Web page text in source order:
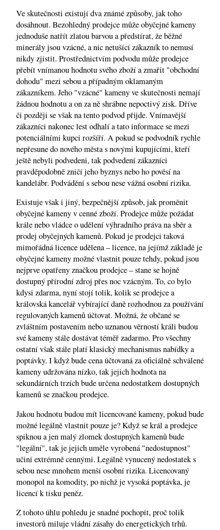
Ve skutečnosti existují dva známé způsoby, jak toho
dosáhnout. Bezohledný prodejce může obyčejné kameny
jednoduše natřít zlatou barvou a předstírat, že běžné
minerály jsou vzácné, a nic netušící zákazník to nemusí
nikdy zjistit. Prostřednictvím podvodu může prodejce
přebít vnímanou hodnotu svého zboží a zmařit "obchodní
dohodu" mezi sebou a případným oklamaným
zákazníkem. Jeho "vzácné" kameny ve skutečnosti nemají
žádnou hodnotu a on za ně shrábne nepoctivý zisk. Dříve
či později se však na tento podvod přijde. Vnímavější
zákazníci nakonec lest odhalí a tato informace se mezi
potenciálními kupci rozšíří. A pokud se podvodník rychle
nepřesune do nového města s novými kupujícími, kteří
ještě nebyli podvedeni, tak podvedení zákazníci
pravděpodobně zničí jeho byznys nebo ho pověsí na
kandelábr. Podvádění s sebou nese vážná osobní rizika.
Existuje však i jiný, bezpečnější způsob, jak proměnit
obyčejné kameny v cenné zboží. Prodejce může požádat
krále nebo vládce o udělení výhradního práva na sběr a
prodej obyčejných kamenů. Pokud je prodejci taková
mimořádná licence udělena – licence, na jejímž základě je
obyčejné kameny možné vlastnit pouze tehdy, pokud jsou
nejprve opatřeny značkou prodejce – stane se hojně
dostupný přírodní zdroj přes noc vzácným. To, co bylo
kdysi zdarma, nyní stojí tolik, kolik se prodejce a
královská kancelář vybírající daně rozhodnou za používání
regulovaných kamenů účtovat. Možná, že občané se
zvláštním postavením nebo uznanou věrností králi budou
své kameny stále dostávat téměř zadarmo. Pro všechny
ostatní však stále platí klasický mechanismus nabídky a
poptávky. I když bude cena účtovaná za oficiálně schválené
kameny udržována nízko, tak jejich hodnota na
sekundárních trzích bude určena nedostatkem dostupných
kamenů se značkou prodejce.
Jakou hodnotu budou mít licencované kameny, pokud bude
možné legálně vlastnit pouze je? Když se král a prodejce
spiknou a jen malý zlomek dostupných kamenů bude
"legální", tak je jejich uměle vyrobená "nedostupnost"
učiní extrémně cennými. Legálně vynucený nedostatek s
sebou nese mnohem menší osobní rizika. Licencovaný
monopol na komodity, po nichž je vysoká poptávka, je
licencí k tisku peněz.
Z tohoto úhlu pohledu je snadné pochopit, proč tolik
investorů miluje vládní zásahy do energetických trhů.